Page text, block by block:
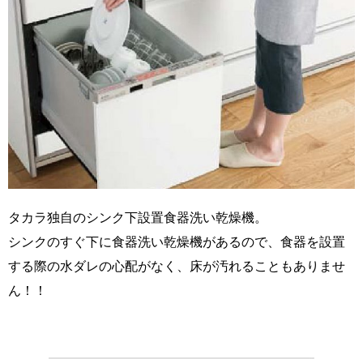
タカラ独自のシンク下設置食器洗い乾燥機。
シンクのすぐ下に食器洗い乾燥機があるので、食器を設置
する際の水ダレの心配がなく、床が汚れることもありませ
ん！！